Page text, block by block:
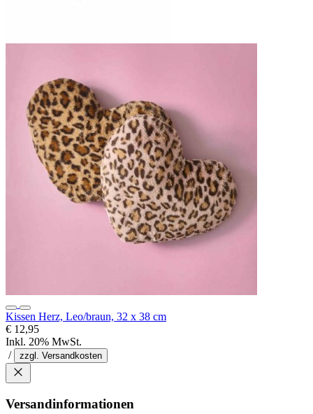
Kissen Herz, Leo/braun, 32 x 38 cm
€ 12,95
Inkl. 20% MwSt.
/
zzgl. Versandkosten
Versandinformationen